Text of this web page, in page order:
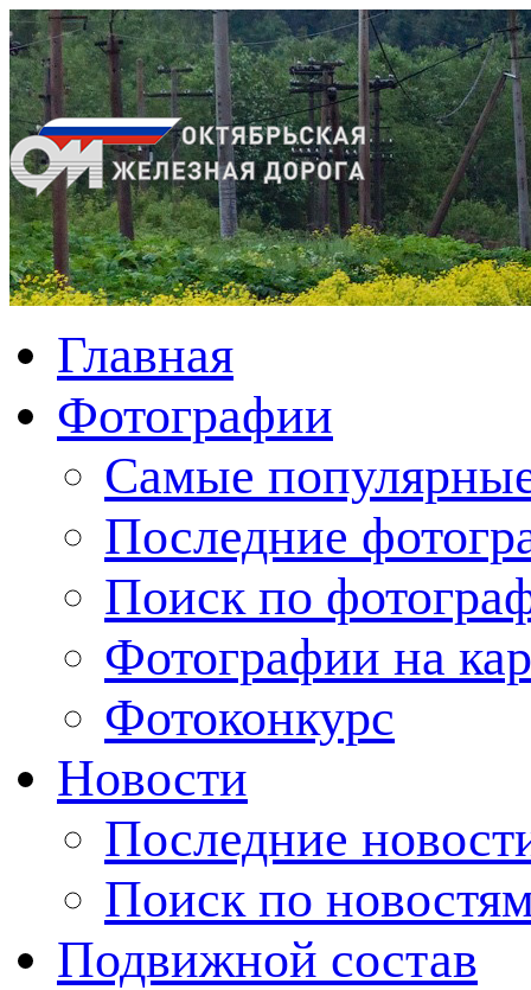
Главная
Фотографии
Cамые
Последние
Поиск по
Фотографии на
Фотоконкурс
Новости
Последние
Поиск по
Подвижной состав